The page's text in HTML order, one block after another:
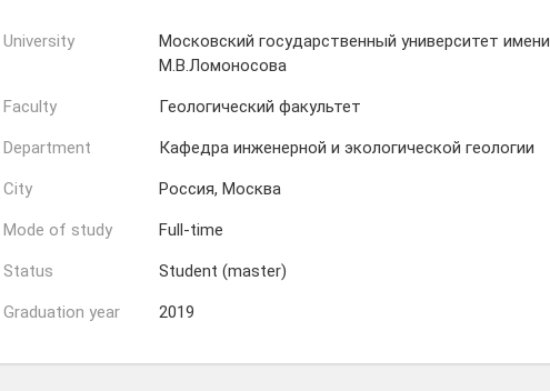
University
Московский государственный университет имени
М.В.Ломоносова
Faculty Геологический факультет
Department Кафедра инженерной и экологической геологии
City Россия, Москва
Mode of study Full-time
Status Student (master)
Graduation year 2019